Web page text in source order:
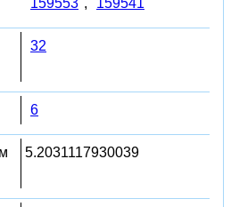
32
6
5.2031117930039